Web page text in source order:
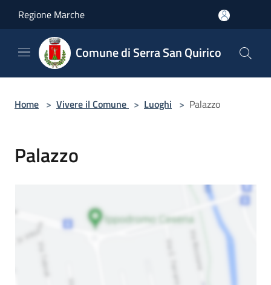
Regione Marche
Comune di Serra San Quirico
Home > Vivere il Comune > Luoghi > Palazzo
Palazzo